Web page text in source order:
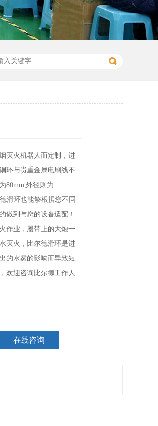
灭火机器人而定制，进
环与贵重金属电刷线不
80mm,外径则为
滑环也能够根据您不同
做到与您的设备适配！
作业，履带上的大炮一
灭火，比尔德滑环是进
的水雾的影响而导致短
欢迎咨询比尔德工作人
在线咨询